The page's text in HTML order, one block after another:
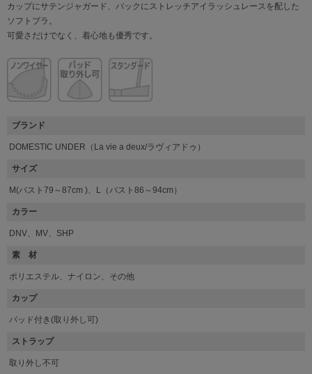
カップにサテンジャガード、バックにストレッチアイラッシュレースを配した
ソフトブラ。
可愛さだけでなく、着心地も優秀です。
ブランド
DOMESTIC UNDER（La vie a deux/ラヴィアドゥ）
サイズ
M(バスト79～87cm )、L（バスト86～94cm）
カラー
DNV、MV、SHP
素 材
ポリエステル、ナイロン、その他
カップ
パッド付き(取り外し可)
ストラップ
取り外し不可